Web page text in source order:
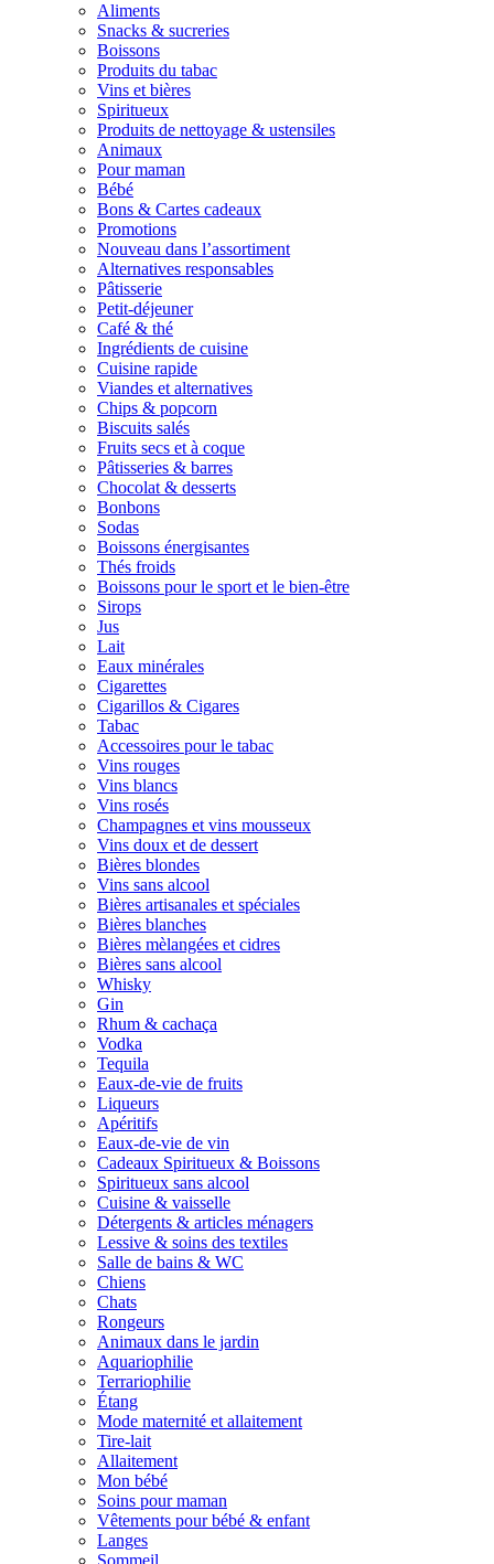
Aliments
Snacks & sucreries
Boissons
Produits du tabac
Vins et bières
Spiritueux
Produits de nettoyage & ustensiles
Animaux
Pour maman
Bébé
Bons & Cartes cadeaux
Promotions
Nouveau dans l’assortiment
Alternatives responsables
Pâtisserie
Petit-déjeuner
Café & thé
Ingrédients de cuisine
Cuisine rapide
Viandes et alternatives
Chips & popcorn
Biscuits salés
Fruits secs et à coque
Pâtisseries & barres
Chocolat & desserts
Bonbons
Sodas
Boissons énergisantes
Thés froids
Boissons pour le sport et le bien-être
Sirops
Jus
Lait
Eaux minérales
Cigarettes
Cigarillos & Cigares
Tabac
Accessoires pour le tabac
Vins rouges
Vins blancs
Vins rosés
Champagnes et vins mousseux
Vins doux et de dessert
Bières blondes
Vins sans alcool
Bières artisanales et spéciales
Bières blanches
Bières mèlangées et cidres
Bières sans alcool
Whisky
Gin
Rhum & cachaça
Vodka
Tequila
Eaux-de-vie de fruits
Liqueurs
Apéritifs
Eaux-de-vie de vin
Cadeaux Spiritueux & Boissons
Spiritueux sans alcool
Cuisine & vaisselle
Détergents & articles ménagers
Lessive & soins des textiles
Salle de bains & WC
Chiens
Chats
Rongeurs
Animaux dans le jardin
Aquariophilie
Terrariophilie
Étang
Mode maternité et allaitement
Tire-lait
Allaitement
Mon bébé
Soins pour maman
Vêtements pour bébé & enfant
Langes
Sommeil